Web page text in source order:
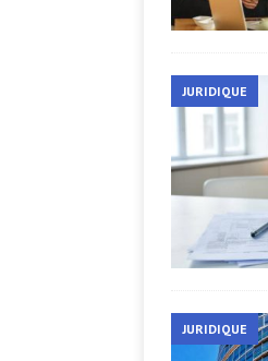
JURIDIQUE
JURIDIQUE